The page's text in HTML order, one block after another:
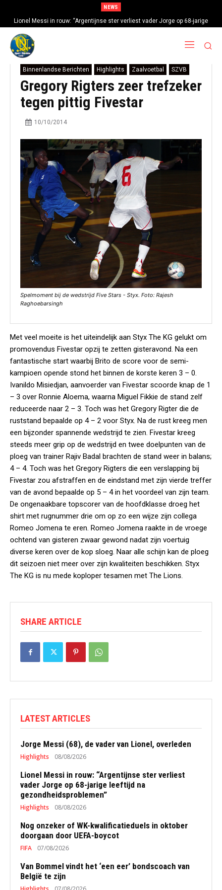
NEWS
Lionel Messi in rouw: “Argentijnse ster verliest vader Jorge op 68-jarige
leeftijd na gezondheidsproblemen”
Binnenlandse Berichten Highlights Zaalvoetbal SZVB
Gregory Rigters zeer trefzeker
tegen pittig Fivestar
10/10/2014
Spelmoment bij de wedstrijd Five Stars - Styx. Foto: Rajesh
Raghoebarsingh
Met veel moeite is het uiteindelijk aan Styx The KG gelukt om
promovendus Fivestar opzij te zetten gisteravond. Na een
fantastische start waarbij Brito de score voor de semi-
kampioen opende stond het binnen de korste keren 3 – 0.
Ivanildo Misiedjan, aanvoerder van Fivestar scoorde knap de 1
– 3 over Ronnie Aloema, waarna Miguel Fikkie de stand zelf
reduceerde naar 2 – 3. Toch was het Gregory Rigter die de
ruststand bepaalde op 4 – 2 voor Styx. Na de rust kreeg men
een bijzonder spannende wedstrijd te zien. Fivestar kreeg
steeds meer grip op de wedstrijd en twee doelpunten van de
ploeg van trainer Rajiv Badal brachten de stand weer in balans;
4 – 4. Toch was het Gregory Rigters die een verslapping bij
Fivestar zou afstraffen en de eindstand met zijn vierde treffer
van de avond bepaalde op 5 – 4 in het voordeel van zijn team.
De ongenaakbare topscorer van de hoofdklasse droeg het
shirt met rugnummer drie om op zo een wijze zijn collega
Romeo Jomena te eren. Romeo Jomena raakte in de vroege
ochtend van gisteren zwaar gewond nadat zijn voertuig
diverse keren over de kop sloeg. Naar alle schijn kan de ploeg
dit seizoen niet meer over zijn kwaliteiten beschikken. Styx
The KG is nu mede koploper tesamen met The Lions.
SHARE ARTICLE
LATEST ARTICLES
Jorge Messi (68), de vader van Lionel, overleden
Highlights 08/08/2026
Lionel Messi in rouw: “Argentijnse ster verliest
vader Jorge op 68-jarige leeftijd na
gezondheidsproblemen”
Highlights 08/08/2026
Nog onzeker of WK-kwalificatieduels in oktober
doorgaan door UEFA-boycot
FIFA 07/08/2026
Van Bommel vindt het ‘een eer’ bondscoach van
België te zijn